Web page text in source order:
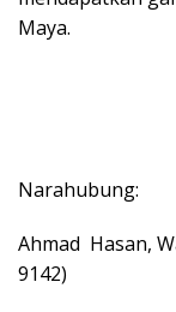
Maya.
Narahubung:
Ahmad Hasan,
9142)